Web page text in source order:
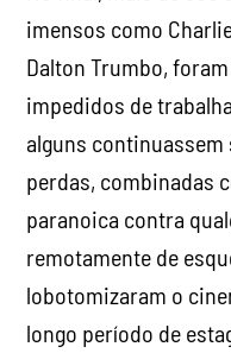
perdas, combinadas
paranoica contra
remotamente de
lobotomizaram o
longo período de
A CSU foi destruída
implacável assédio
gemido nos anos que